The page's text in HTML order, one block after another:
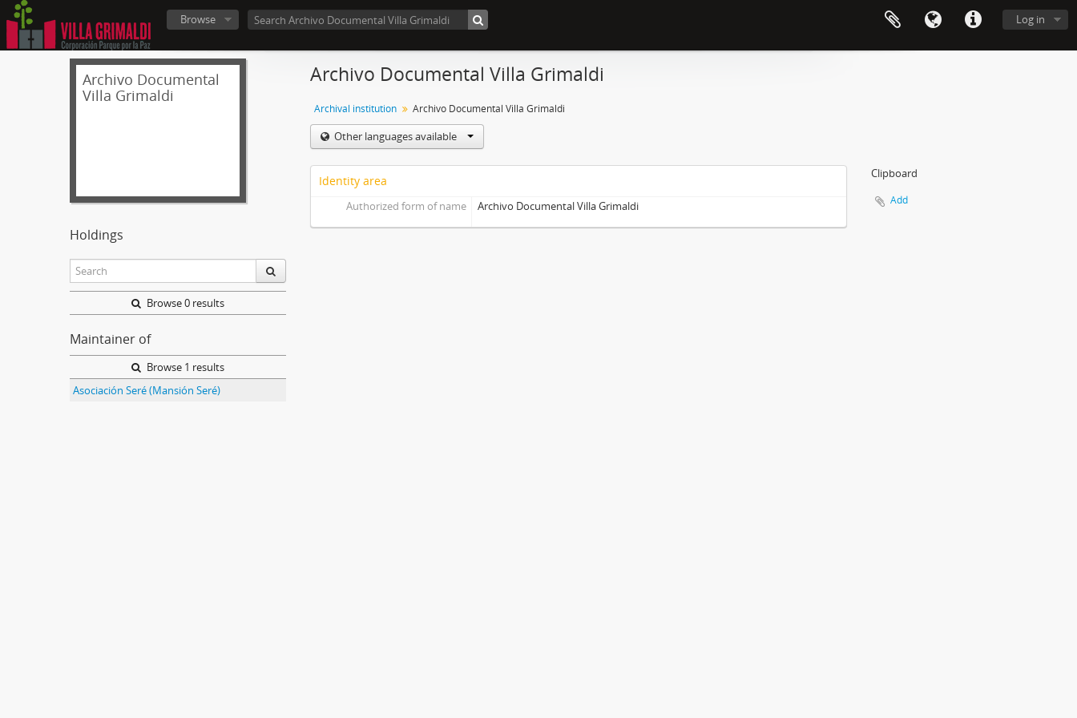
Log in
Browse
Archivo Documental
Villa Grimaldi
Holdings
Browse 0 results
Maintainer of
Browse 1 results
Asociación Seré (Mansión Seré)
Archivo Documental Villa Grimaldi
Archival institution Archivo Documental Villa Grimaldi
Other languages available
Identity area
Authorized form of name Archivo Documental Villa Grimaldi
Clipboard
Add